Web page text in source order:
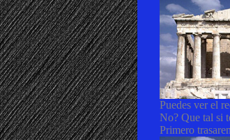
Puedes ver el
No? Que tal si
Primero